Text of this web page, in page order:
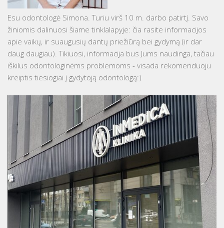
Esu odontologė Simona. Turiu virš 10 m. darbo patirtį. Savo
žiniomis dalinuosi šiame tinklalapyje: čia rasite informacijos
apie vaikų, ir suaugusių dantų priežiūrą bei gydymą (ir dar
daug daugiau). Tikiuosi, informacija bus Jums naudinga, tačiau
iškilus odontologinėms problemoms - visada rekomenduoju
kreiptis tiesiogiai į gydytoją odontologą:)